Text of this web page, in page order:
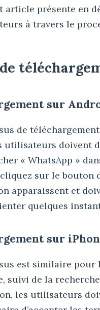
article présente en
à travers le
sur
de
utilisateurs doivent
« WhatsApp »
sur le bouton
apparaissent et
quelques
sur
est similaire pour
suivi de la
les utilisateurs